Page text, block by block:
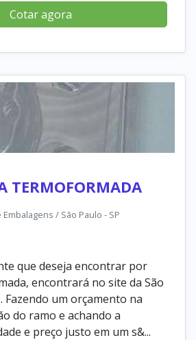
Cotar agora
TERMOFORMADA
Embalagens / São Paulo - SP
que deseja encontrar por
encontrará no site da São
Fazendo um orçamento na
do ramo e achando a
e preço justo em um s&...